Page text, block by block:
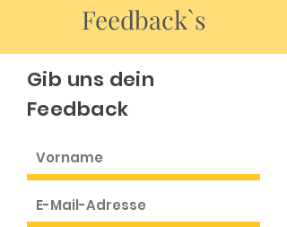
Feedback`s
Gib uns dein
Feedback